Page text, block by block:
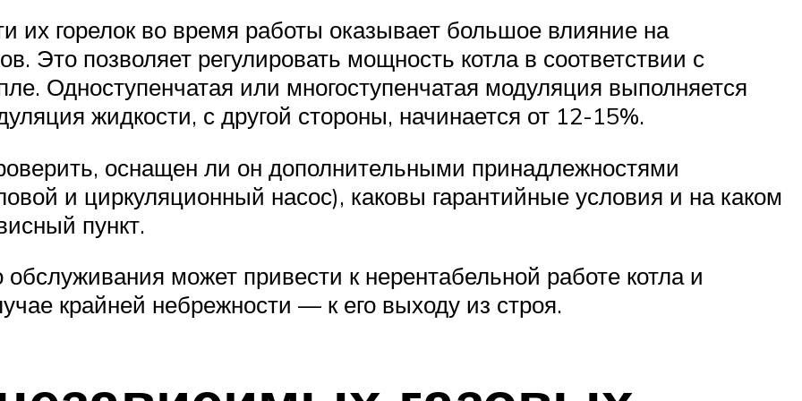
их горелок во время работы оказывает большое влияние на
Это позволяет регулировать мощность котла в соответствии с
Одноступенчатая или многоступенчатая модуляция выполняется
жидкости, с другой стороны, начинается от 12-15%.
оснащен ли он дополнительными принадлежностями
и циркуляционный насос), каковы гарантийные условия и на каком
пункт.
обслуживания может привести к нерентабельной работе котла и
крайней небрежности — к его выходу из строя.